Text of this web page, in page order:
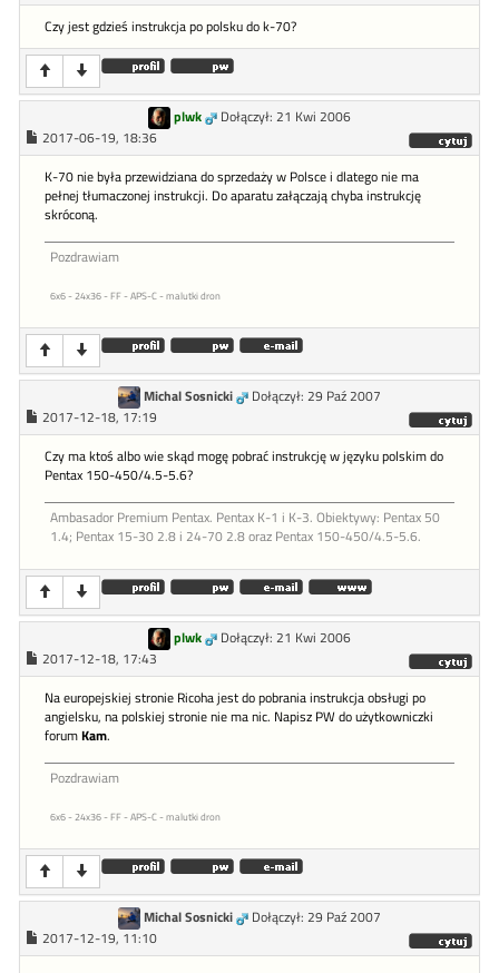
Czy jest gdzieś instrukcja po polsku do k-70?
plwk
Dołączył: 21 Kwi 2006
2017-06-19, 18:36
K-70 nie była przewidziana do sprzedaży w Polsce i dlatego nie ma
pełnej tłumaczonej instrukcji. Do aparatu załączają chyba instrukcję
skróconą.
Pozdrawiam
6x6 - 24x36 - FF - APS-C - malutki dron
Michal Sosnicki
Dołączył: 29 Paź 2007
2017-12-18, 17:19
Czy ma ktoś albo wie skąd mogę pobrać instrukcję w języku polskim do
Pentax 150-450/4.5-5.6?
Ambasador Premium Pentax. Pentax K-1 i K-3. Obiektywy: Pentax 50
1.4; Pentax 15-30 2.8 i 24-70 2.8 oraz Pentax 150-450/4.5-5.6.
plwk
Dołączył: 21 Kwi 2006
2017-12-18, 17:43
Na europejskiej stronie Ricoha jest do pobrania instrukcja obsługi po
angielsku, na polskiej stronie nie ma nic. Napisz PW do użytkowniczki
forumKam.
Pozdrawiam
6x6 - 24x36 - FF - APS-C - malutki dron
Michal Sosnicki
Dołączył: 29 Paź 2007
2017-12-19, 11:10